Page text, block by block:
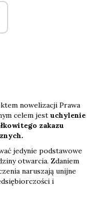
nowelizacji Prawa
celem jest uchylenie
zakazu
jedynie podstawowe
otwarcia. Zdaniem
naruszają unijne
i